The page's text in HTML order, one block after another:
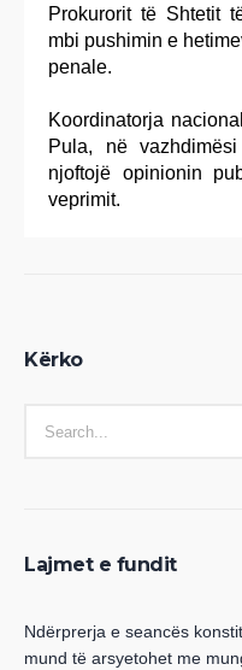
Prokurorit të Shtetit
mbi pushimin e
penale.
Koordinatorja
Pula, në
njoftojë opinionin
veprimit.
Kërko
Lajmet e fundit
Ndërprerja e seancës
mund të arsyetohet me